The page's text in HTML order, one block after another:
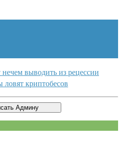
выводить из рецессии
криптобесов